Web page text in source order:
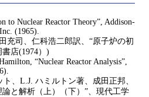
to Nuclear Reactor Theory”, Addison-
(1965).
充司、仁科浩二郎訳、“原子炉の初
店(1974）)
“Nuclear Reactor Analysis”,
ト、L.J. ハミルトン著、成田正邦、
と解析（上）（下）”、現代工学